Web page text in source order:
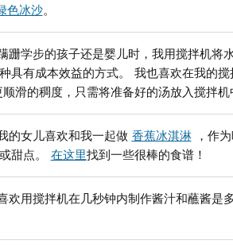
色冰沙。
学步的孩子还是婴儿时，我用搅拌机将
具有成本效益的方式。 我也喜欢在我的
滑的稠度，只需将准备好的汤放入搅拌机
女儿喜欢和我一起做 香蕉冰淇淋，作为
甜点。 在这里找到一些很棒的食谱！
用搅拌机在几秒钟内制作酱汁和蘸酱是